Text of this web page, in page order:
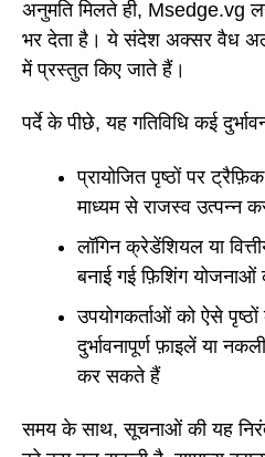
अनुमति मिलते ही, Msedge.vg
भर देता है। ये संदेश अक्सर वैध
में प्रस्तुत किए जाते हैं।
पर्दे के पीछे, यह गतिविधि कई
प्रायोजित पृष्ठों पर
माध्यम से राजस्व उत्पन्न
लॉगिन क्रेडेंशियल या
बनाई गई फ़िशिंग योजनाओं
उपयोगकर्ताओं को ऐसे
दुर्भावनापूर्ण फ़ाइलें या
कर सकते हैं
समय के साथ, सूचनाओं की यह